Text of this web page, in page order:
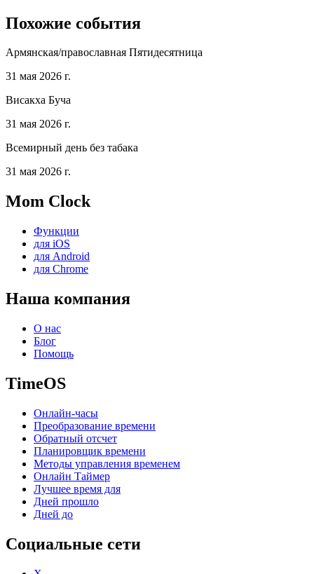
Похожие события
Армянская/православная Пятидесятница
31 мая 2026 г.
Висакха Буча
31 мая 2026 г.
Всемирный день без табака
31 мая 2026 г.
Mom Clock
Функции
для iOS
для Android
для Chrome
Наша компания
О нас
Блог
Помощь
TimeOS
Онлайн-часы
Преобразование времени
Обратный отсчет
Планировщик времени
Методы управления временем
Онлайн Таймер
Лучшее время для
Дней прошло
Дней до
Социальные сети